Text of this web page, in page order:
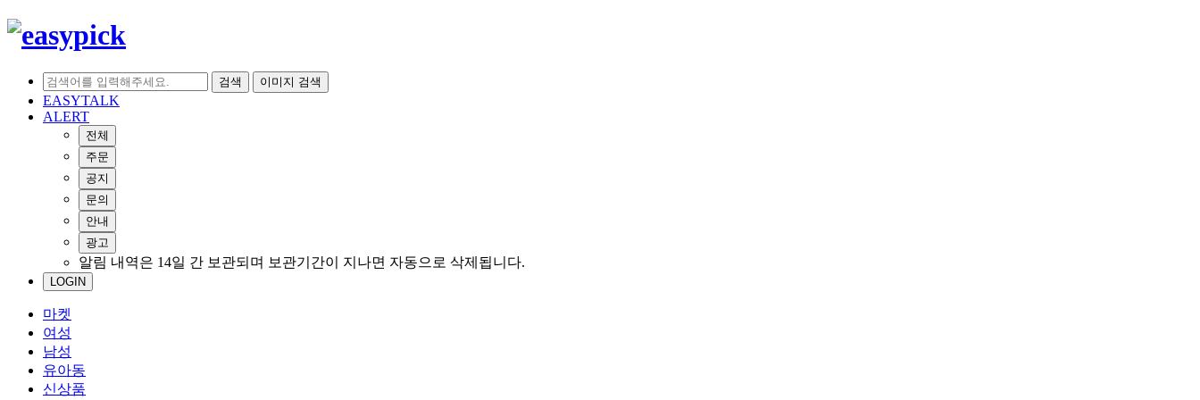
검색 이미지 검색
EASYTALK
ALERT
전체
주문
공지
문의
안내
광고
알림 내역은 14일 간 보관되며 보관기간이 지나면 자동으로 삭제됩니다.
LOGIN
마켓
여성
남성
유아동
신상품